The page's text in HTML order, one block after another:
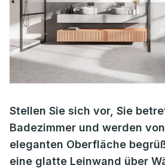
Stellen Sie sich vor, Sie
Badezimmer und werden
eleganten Oberfläche
eine glatte Leinwand über